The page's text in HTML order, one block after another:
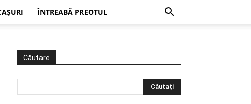
ÎNTREABĂ PREOTUL
Căutare